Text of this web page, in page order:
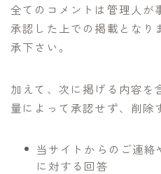
全てのコメントは管理人が
承認した上での掲載となり
承下さい。
加えて、次に掲げる内容を
量によって承認せず、削除
当サイトからのご連
に対する回答